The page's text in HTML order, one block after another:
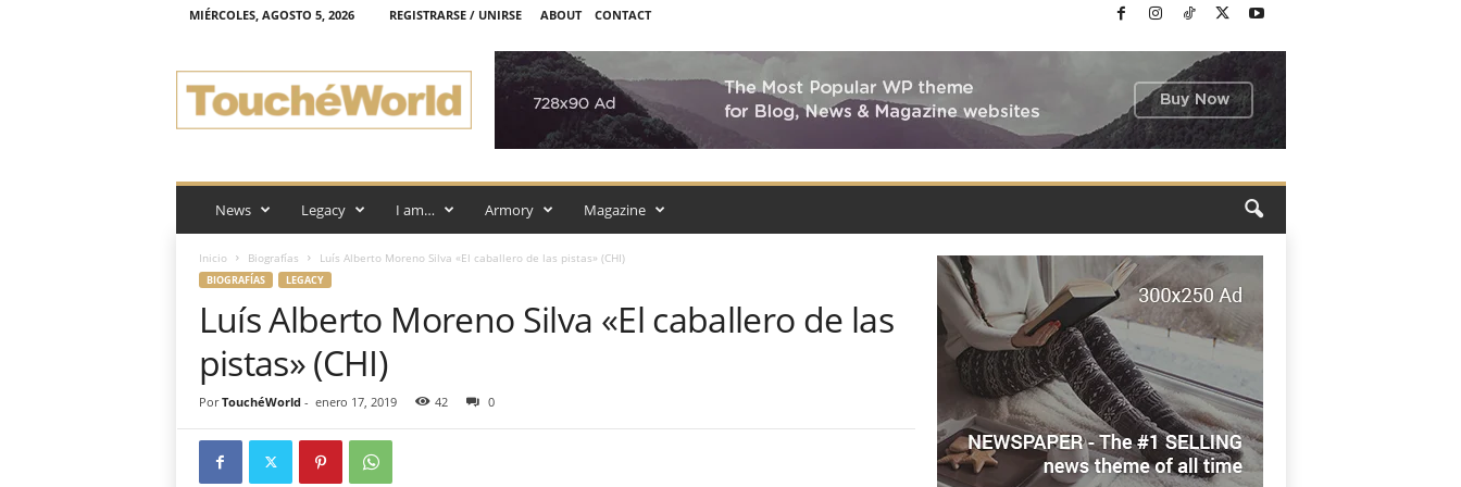
MIÉRCOLES, AGOSTO 5, 2026 REGISTRARSE / UNIRSE ABOUT CONTACT
o
W
r
News Legacy I am… Armory Magazine
Inicio Biografías Luís Alberto Moreno Silva «El caballero de las pistas» (CHI)
BIOGRAFÍAS LEGACY
Luís Alberto Moreno Silva «El caballero de las
pistas» (CHI)
Por TouchéWorld- enero 17, 2019 42 0